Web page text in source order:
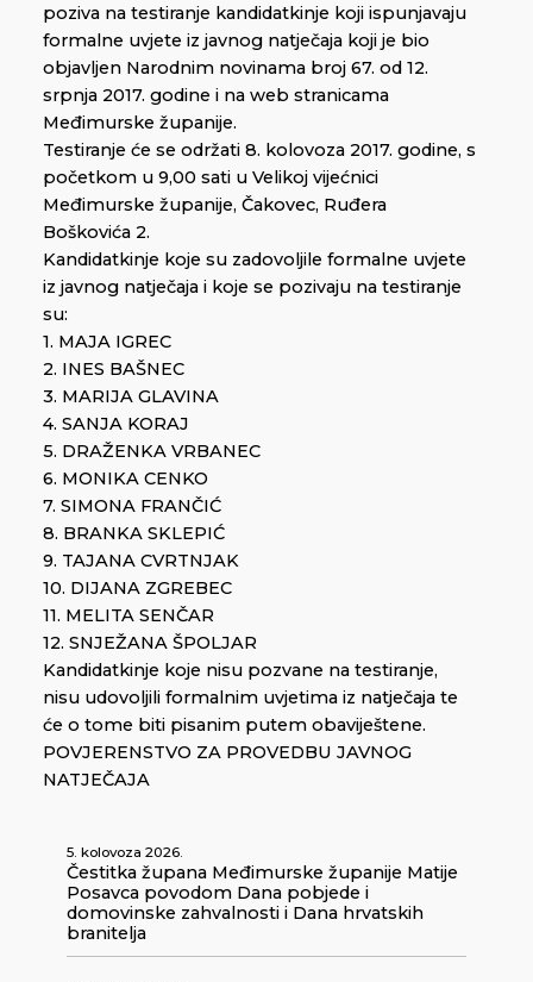
poziva na testiranje kandidatkinje koji ispunjavaju
formalne uvjete iz javnog natječaja koji je bio
objavljen Narodnim novinama broj 67. od 12.
srpnja 2017. godine i na web stranicama
Međimurske županije.
Testiranje će se održati 8. kolovoza 2017. godine, s
početkom u 9,00 sati u Velikoj vijećnici
Međimurske županije, Čakovec, Ruđera
Boškovića 2.
Kandidatkinje koje su zadovoljile formalne uvjete
iz javnog natječaja i koje se pozivaju na testiranje
su:
1. MAJA IGREC
2. INES BAŠNEC
3. MARIJA GLAVINA
4. SANJA KORAJ
5. DRAŽENKA VRBANEC
6. MONIKA CENKO
7. SIMONA FRANČIĆ
8. BRANKA SKLEPIĆ
9. TAJANA CVRTNJAK
10. DIJANA ZGREBEC
11. MELITA SENČAR
12. SNJEŽANA ŠPOLJAR
Kandidatkinje koje nisu pozvane na testiranje,
nisu udovoljili formalnim uvjetima iz natječaja te
će o tome biti pisanim putem obaviještene.
POVJERENSTVO ZA PROVEDBU JAVNOG
NATJEČAJA
5. kolovoza 2026.
Čestitka župana Međimurske županije Matije
Posavca povodom Dana pobjede i
domovinske zahvalnosti i Dana hrvatskih
branitelja